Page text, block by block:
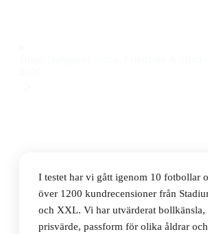
I testet har vi gått igenom 10 fotbollar
över 1200 kundrecensioner från
och XXL. Vi har utvärderat bollkänsla,
prisvärde, passform för olika åldrar och